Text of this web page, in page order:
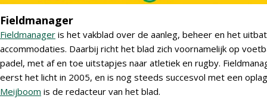
Fieldmanager
Fieldmanager is het vakblad over de aanleg, beheer en het
accommodaties. Daarbij richt het blad zich voornamelijk op
padel, met af en toe uitstapjes naar atletiek en rugby.
eerst het licht in 2005, en is nog steeds succesvol met een
Meijboom is de redacteur van het blad.